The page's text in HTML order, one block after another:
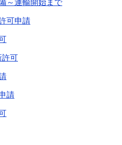
～運輸開始まで
可申請
許可
請